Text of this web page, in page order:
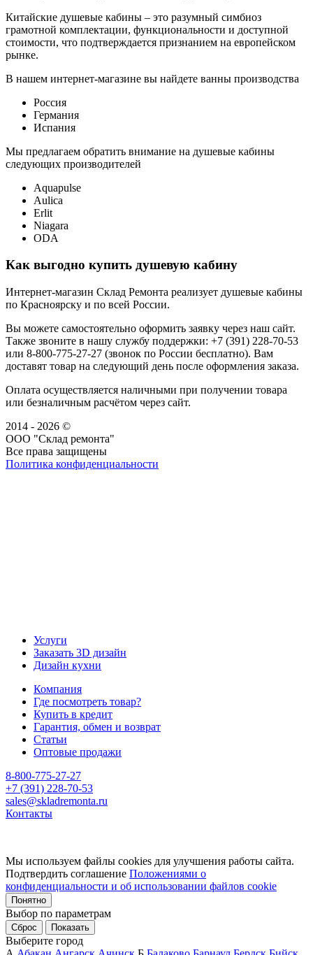
Китайские душевые кабины – это разумный симбиоз
грамотной комплектации, функциональности и доступной
стоимости, что подтверждается признанием на европейском
рынке.
В нашем интернет-магазине вы найдете ванны производства
Россия
Германия
Испания
Мы предлагаем обратить внимание на душевые кабины
следующих производителей
Aquapulse
Aulica
Erlit
Niagara
ODA
Как выгодно купить душевую кабину
Интернет-магазин Склад Ремонта реализует душевые кабины
по Красноярску и по всей России.
Вы можете самостоятельно оформить заявку через наш сайт.
Также звоните в нашу службу поддержки: +7 (391) 228-70-53
или 8-800-775-27-27 (звонок по России бесплатно). Вам
доставят товар на следующий день после оформления заказа.
Оплата осуществляется наличными при получении товара
или безналичным расчётом через сайт.
2014 - 2026 ©
ООО "Склад ремонта"
Все права защищены
Политика конфиденциальности
Услуги
Заказать 3D дизайн
Дизайн кухни
Компания
Где посмотреть товар?
Купить в кредит
Гарантия, обмен и возврат
Статьи
Оптовые продажи
8-800-775-27-27
+7 (391) 228-70-53
sales@skladremonta.ru
Контакты
Мы используем файлы cookies для улучшения работы сайта.
Подтвердить соглашение Положениями о
конфиденциальности и об использовании файлов cookie
Понятно
Выбор по параметрам
Сброс Показать
Выберите город